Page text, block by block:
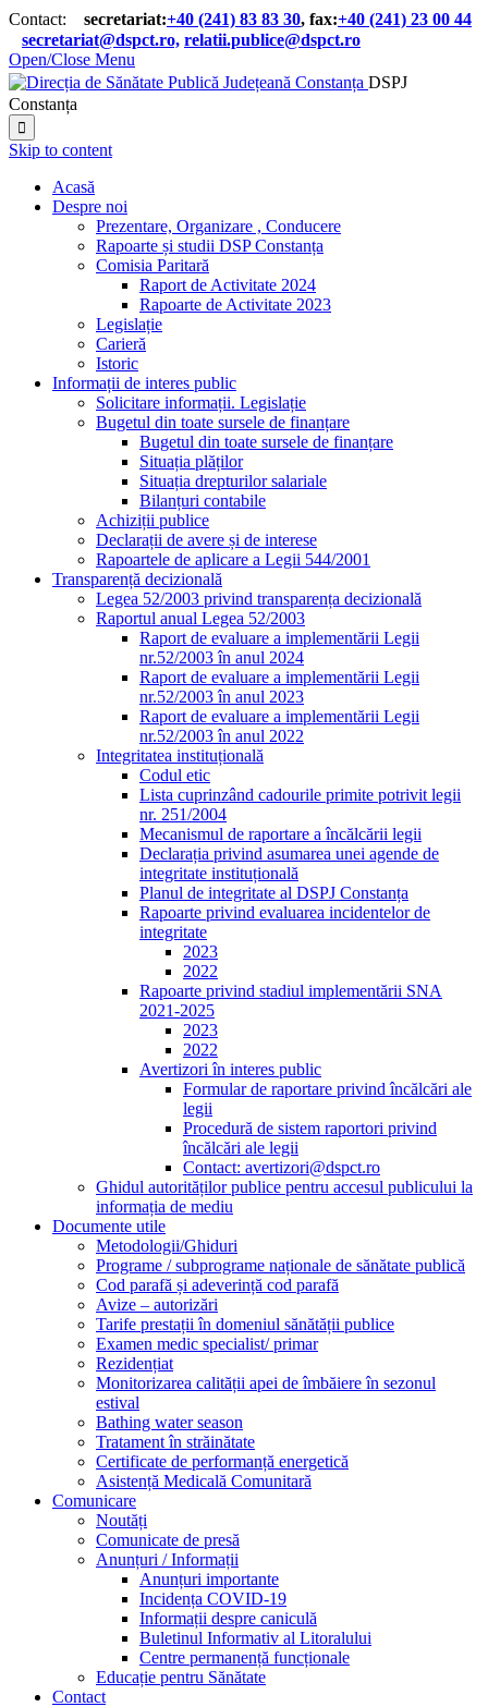
Contact: secretariat:+40 (241) 83 83 30, fax:+40 (241) 23 00 44
secretariat@dspct.ro, relatii.publice@dspct.ro
Open/Close Menu
DSPJ
Constanța

Skip to content
Acasă
Despre noi
Prezentare, Organizare , Conducere
Rapoarte și studii DSP Constanța
Comisia Paritară
Raport de Activitate 2024
Rapoarte de Activitate 2023
Legislație
Carieră
Istoric
Informații de interes public
Solicitare informații. Legislație
Bugetul din toate sursele de finanțare
Bugetul din toate sursele de finanțare
Situația plăților
Situația drepturilor salariale
Bilanțuri contabile
Achiziții publice
Declarații de avere și de interese
Rapoartele de aplicare a Legii 544/2001
Transparență decizională
Legea 52/2003 privind transparența decizională
Raportul anual Legea 52/2003
Raport de evaluare a implementării Legii
nr.52/2003 în anul 2024
Raport de evaluare a implementării Legii
nr.52/2003 în anul 2023
Raport de evaluare a implementării Legii
nr.52/2003 în anul 2022
Integritatea instituțională
Codul etic
Lista cuprinzând cadourile primite potrivit legii
nr. 251/2004
Mecanismul de raportare a încălcării legii
Declarația privind asumarea unei agende de
integritate instituțională
Planul de integritate al DSPJ Constanța
Rapoarte privind evaluarea incidentelor de
integritate
2023
2022
Rapoarte privind stadiul implementării SNA
2021-2025
2023
2022
Avertizori în interes public
Formular de raportare privind încălcări ale
legii
Procedură de sistem raportori privind
încălcări ale legii
Contact: avertizori@dspct.ro
Ghidul autorităților publice pentru accesul publicului la
informația de mediu
Documente utile
Metodologii/Ghiduri
Programe / subprograme naționale de sănătate publică
Cod parafă și adeverință cod parafă
Avize – autorizări
Tarife prestații în domeniul sănătății publice
Examen medic specialist/ primar
Rezidențiat
Monitorizarea calității apei de îmbăiere în sezonul
estival
Bathing water season
Tratament în străinătate
Certificate de performanță energetică
Asistență Medicală Comunitară
Comunicare
Noutăți
Comunicate de presă
Anunțuri / Informații
Anunțuri importante
Incidența COVID-19
Informații despre caniculă
Buletinul Informativ al Litoralului
Centre permanență funcționale
Educație pentru Sănătate
Contact